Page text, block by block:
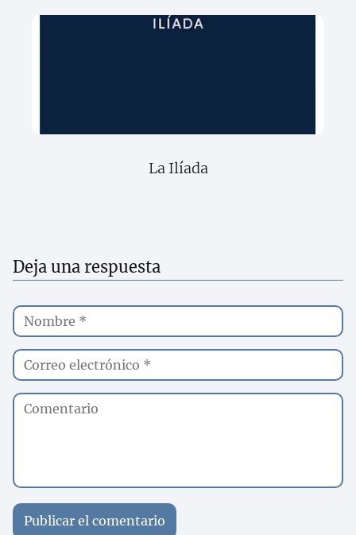
La Ilíada
Deja una respuesta